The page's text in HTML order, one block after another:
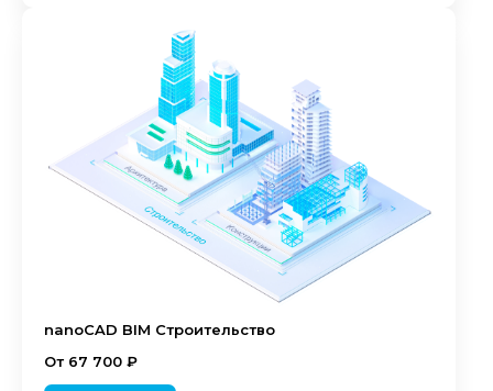
nanoCAD BIM Строительство
От 67 700 ₽